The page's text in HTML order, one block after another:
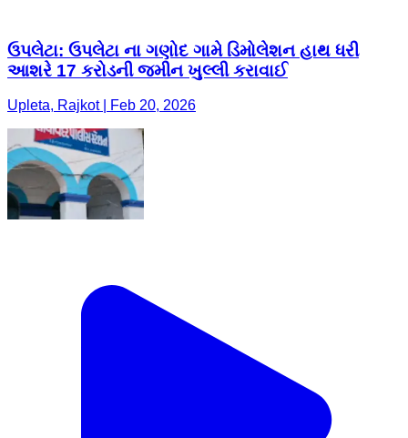
ઉપલેટા: ઉપલેટા ના ગણોદ ગામે ડિમોલેશન હાથ ધરી
આશરે 17 કરોડની જમીન ખુલ્લી કરાવાઈ
Upleta, Rajkot | Feb 20, 2026